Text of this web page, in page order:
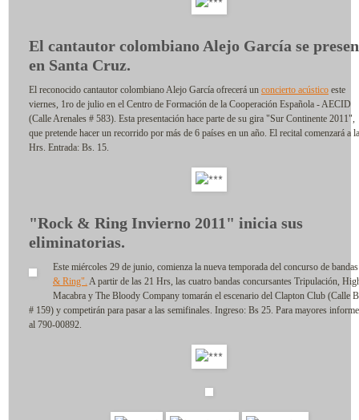
El cantautor colombiano Alejo García se
en Santa Cruz.
El reconocido cantautor colombiano Alejo García ofrecerá un concierto acústico este
viernes, 1ro de julio en el Centro de Formación de la Cooperación Española - AECID
(Calle Arenales # 583). Esta presentación hace parte de su gira "Sur Continente 2011",
que pretende hacer un recorrido por más de 6 países en un año. El recital comenzará a
Hrs. Entrada: Bs. 15.
"Rock & Ring Invierno 2011" inicia sus
eliminatorias.
Este miércoles 29 de junio, comienza la nueva temporada del concurso de
& Ring". A partir de las 21 Hrs, las cuatro bandas concursantes Tripulación,
Macabra y The Bloody Company tomarán el escenario del Clapton Club (Calle
# 159) y competirán para pasar a las semifinales. Ingreso: Bs 25. Para mayores
al 790-00892.